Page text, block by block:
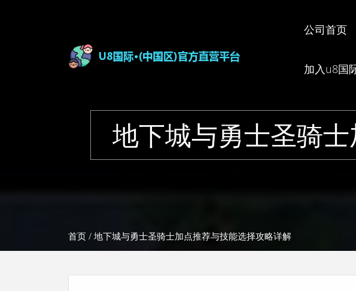
公司首页
加入u8国
地下城与勇士圣骑
首页 / 地下城与勇士圣骑士加点推荐与技能选择攻略详解